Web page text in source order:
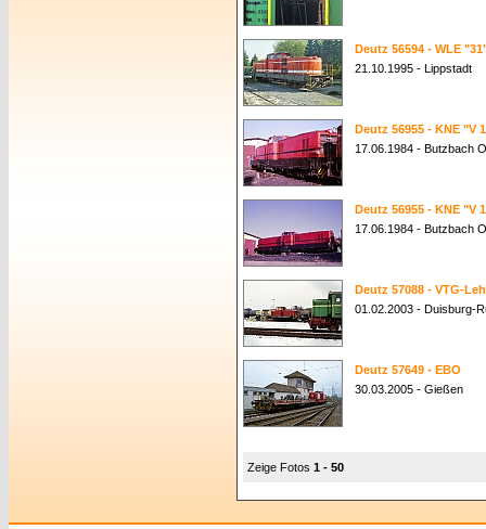
Deutz 56594 - WLE
21.10.1995 - Lippstadt
Deutz 56955 - KNE "V
17.06.1984 - Butzbach
Deutz 56955 - KNE "V
17.06.1984 - Butzbach
Deutz 57088 - VTG-
01.02.2003 - Duisburg-
Deutz 57649 - EBO
30.03.2005 - Gießen
Zeige Fotos 1 - 50